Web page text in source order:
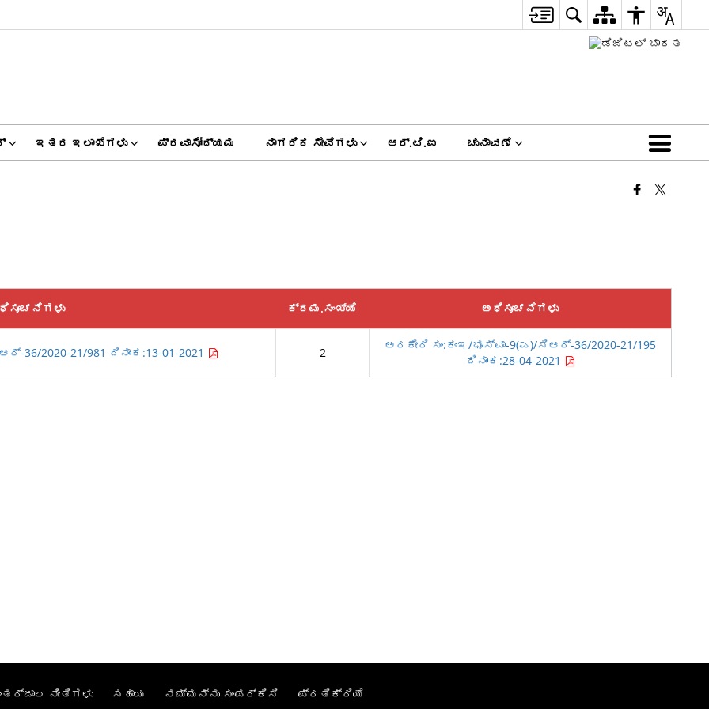
ಇತರ ಇಲಾಖೆಗಳು ಪ್ರವಾಸೋದ್ಯಮ ನಾಗರಿಕ ಸೇವೆಗಳು ಆರ್.ಟಿ.ಐ ಚುನಾವಣೆ
ಕ್ರಮ.ಸಂಖ್ಯೆ ಅಧಿಸೂಚನೆಗಳು
2020-21/981 ದಿನಾಂಕ:13-01-2021 2
ಅರಕೇರಿ ಸಂ:ಕಂಇ/ಭೂಸ್ವಾ-9(ಎ)/ಸಿಆರ್-36/2020-21/195
ದಿನಾಂಕ:28-04-2021
ನೀತಿಗಳು ಸಹಾಯ ನಮ್ಮನ್ನು ಸಂಪರ್ಕಿಸಿ ಪ್ರತಿಕ್ರಿಯೆ